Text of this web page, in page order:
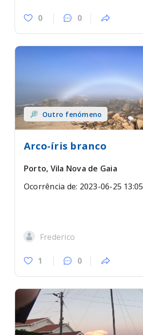
0 0
Outro fenómeno
Arco-íris branco
Porto, Vila Nova de Gaia
Ocorrência de: 2023-06-25 13:05
Frederico
1 0